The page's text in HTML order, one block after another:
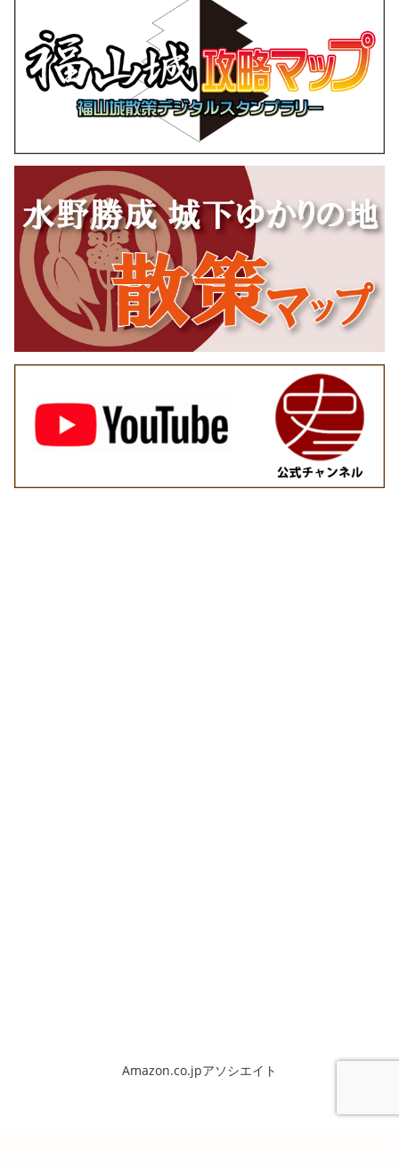
Amazon.co.jpアソシエイト